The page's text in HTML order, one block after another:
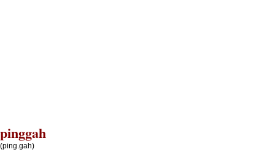
pinggah
(ping.gah)